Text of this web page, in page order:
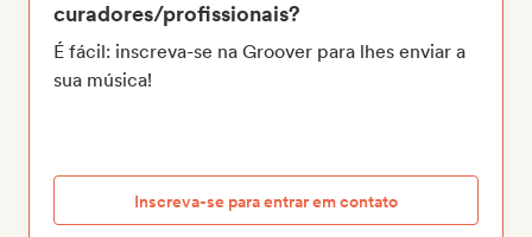
curadores/profissionais?
É fácil: inscreva-se na Groover para lhes enviar a
sua música!
Inscreva-se para entrar em contato